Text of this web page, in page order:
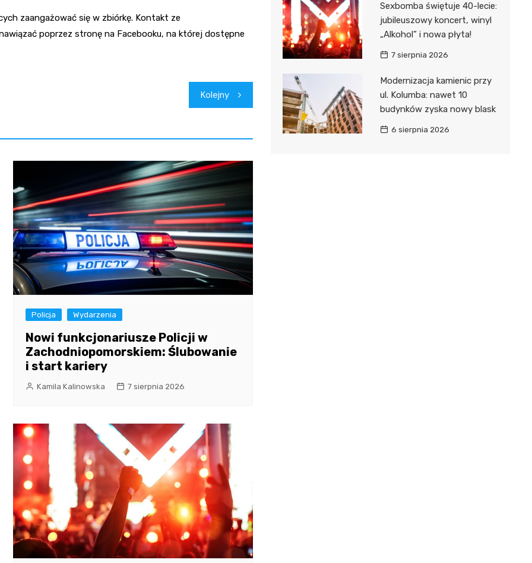
zaangażować się w zbiórkę. Kontakt ze
poprzez stronę na Facebooku, na której dostępne
Kolejny
Policja Wydarzenia
Nowi funkcjonariusze Policji w
Zachodniopomorskiem: Ślubowanie
i start kariery
Kamila Kalinowska 7 sierpnia 2026
Sexbomba świętuje 40-lecie:
jubileuszowy koncert, winyl
„Alkohol” i nowa płyta!
7 sierpnia 2026
Modernizacja kamienic przy
ul. Kolumba: nawet 10
budynków zyska nowy blask
6 sierpnia 2026